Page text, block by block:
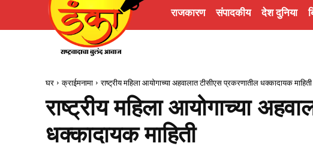
राजकारण संपादकीय देश दुनिया
घर क्राईमनामा राष्ट्रीय महिला आयोगाच्या अहवालात टीसीएस प्रकरणातील धक्कादायक माहिती
राष्ट्रीय महिला आयोगाच्या
धक्कादायक माहिती